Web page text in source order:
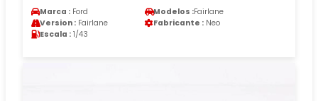
Marca : Ford Modelos :Fairlane
Version : Fairlane Fabricante : Neo
Escala : 1/43